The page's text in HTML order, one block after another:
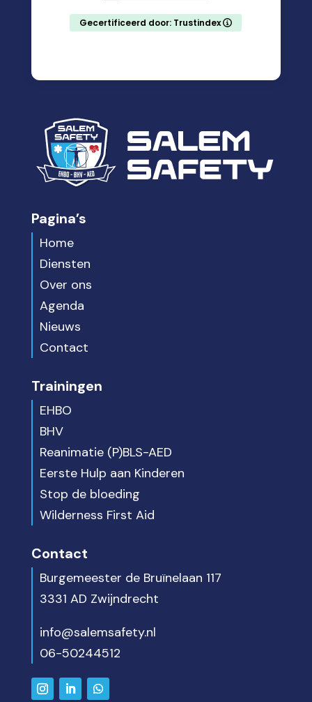
Gecertificeerd door: Trustindex
Pagina’s
Home
Diensten
Over ons
Agenda
Nieuws
Contact
Trainingen
EHBO
BHV
Reanimatie (P)BLS-AED
Eerste Hulp aan Kinderen
Stop de bloeding
Wilderness First Aid
Contact
Burgemeester de Bruïnelaan 117
3331 AD Zwijndrecht
info@salemsafety.nl
06-50244512